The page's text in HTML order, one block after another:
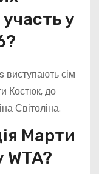
у
виступають сім
Костюк, до
Світоліна.
Марти